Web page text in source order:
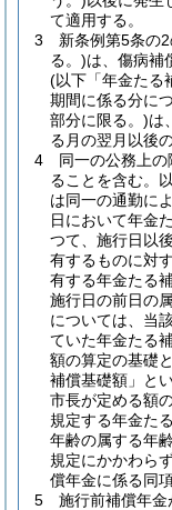
て適用する。
3
新条例第5条の
る。)は、傷病補
(以下「年金たる
期間に係る分に
部分に限る。)は
る月の翌月以後
4
同一の公務上の
ることを含む。
は同一の通勤に
日において年金
つて、施行日以
有するものに対
有する年金たる
施行日の前日の
については、当
ていた年金たる
額の算定の基礎
補償基礎額」と
市長が定める額
規定する年金た
年齢の属する年
規定にかかわら
償年金に係る同
5
施行前補償年